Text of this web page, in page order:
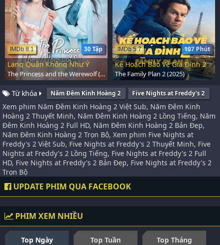
30 Tập
IMDb 8.1
Lang Quân Không Như Ý
The Princess and the Werewolf (2023)
107 Phút
IMDb 5.7
Kế Hoạch Bảo Vệ Gia Đình 2
The Family Plan 2 (2025)
Từ khóa Năm Đêm Kinh Hoàng 2 Five Nights at Freddy's 2
Xem phim Năm Đêm Kinh Hoàng 2 Việt Sub, Năm Đêm Kinh
Hoàng 2 Thuyết Minh, Năm Đêm Kinh Hoàng 2 Lồng Tiếng, Năm
Đêm Kinh Hoàng 2 Full HD, Năm Đêm Kinh Hoàng 2 Bản Đẹp,
Năm Đêm Kinh Hoàng 2 Trọn Bộ, Xem phim Five Nights at
Freddy's 2 Việt Sub, Five Nights at Freddy's 2 Thuyết Minh, Five
Nights at Freddy's 2 Lồng Tiếng, Five Nights at Freddy's 2 Full
HD, Five Nights at Freddy's 2 Bản Đẹp, Five Nights at Freddy's 2
Trọn Bộ
UPDATE PHIM QUA FACEBOOK
PHIM XEM NHIỀU
Top Ngày Top Tuần
Top Tháng